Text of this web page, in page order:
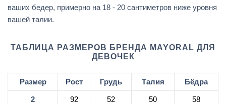
ваших бедер, примерно на 18 - 20 сантиметров ниже уровня
вашей талии.
ТАБЛИЦА РАЗМЕРОВ БРЕНДА MAYORAL ДЛЯ
ДЕВОЧЕК
Размер Рост Грудь Талия Бёдра
2 92 52 50 58